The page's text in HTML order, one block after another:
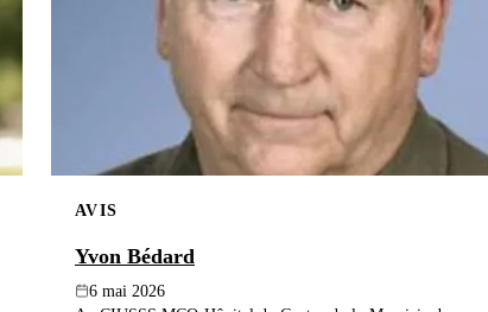
AVIS
Yvon Bédard
6 mai 2026